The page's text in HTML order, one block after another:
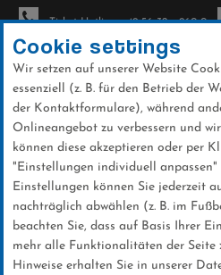
Direkt
zum
Inhalt
Ticket-Hotline: +49 56 32 - 960-0
News
Cookie settings
Wir setzen auf unserer Website
essenziell (z. B. für den Betrieb der
der Kontaktformulare), während
Onlineangebot zu verbessern und
können diese akzeptieren oder per
"Einstellungen individuell anpassen"
Einstellungen können Sie jederzeit
nachträglich abwählen (z. B. im
beachten Sie, dass auf Basis Ihrer
mehr alle Funktionalitäten der Seite
Hinweise erhalten Sie in unserer